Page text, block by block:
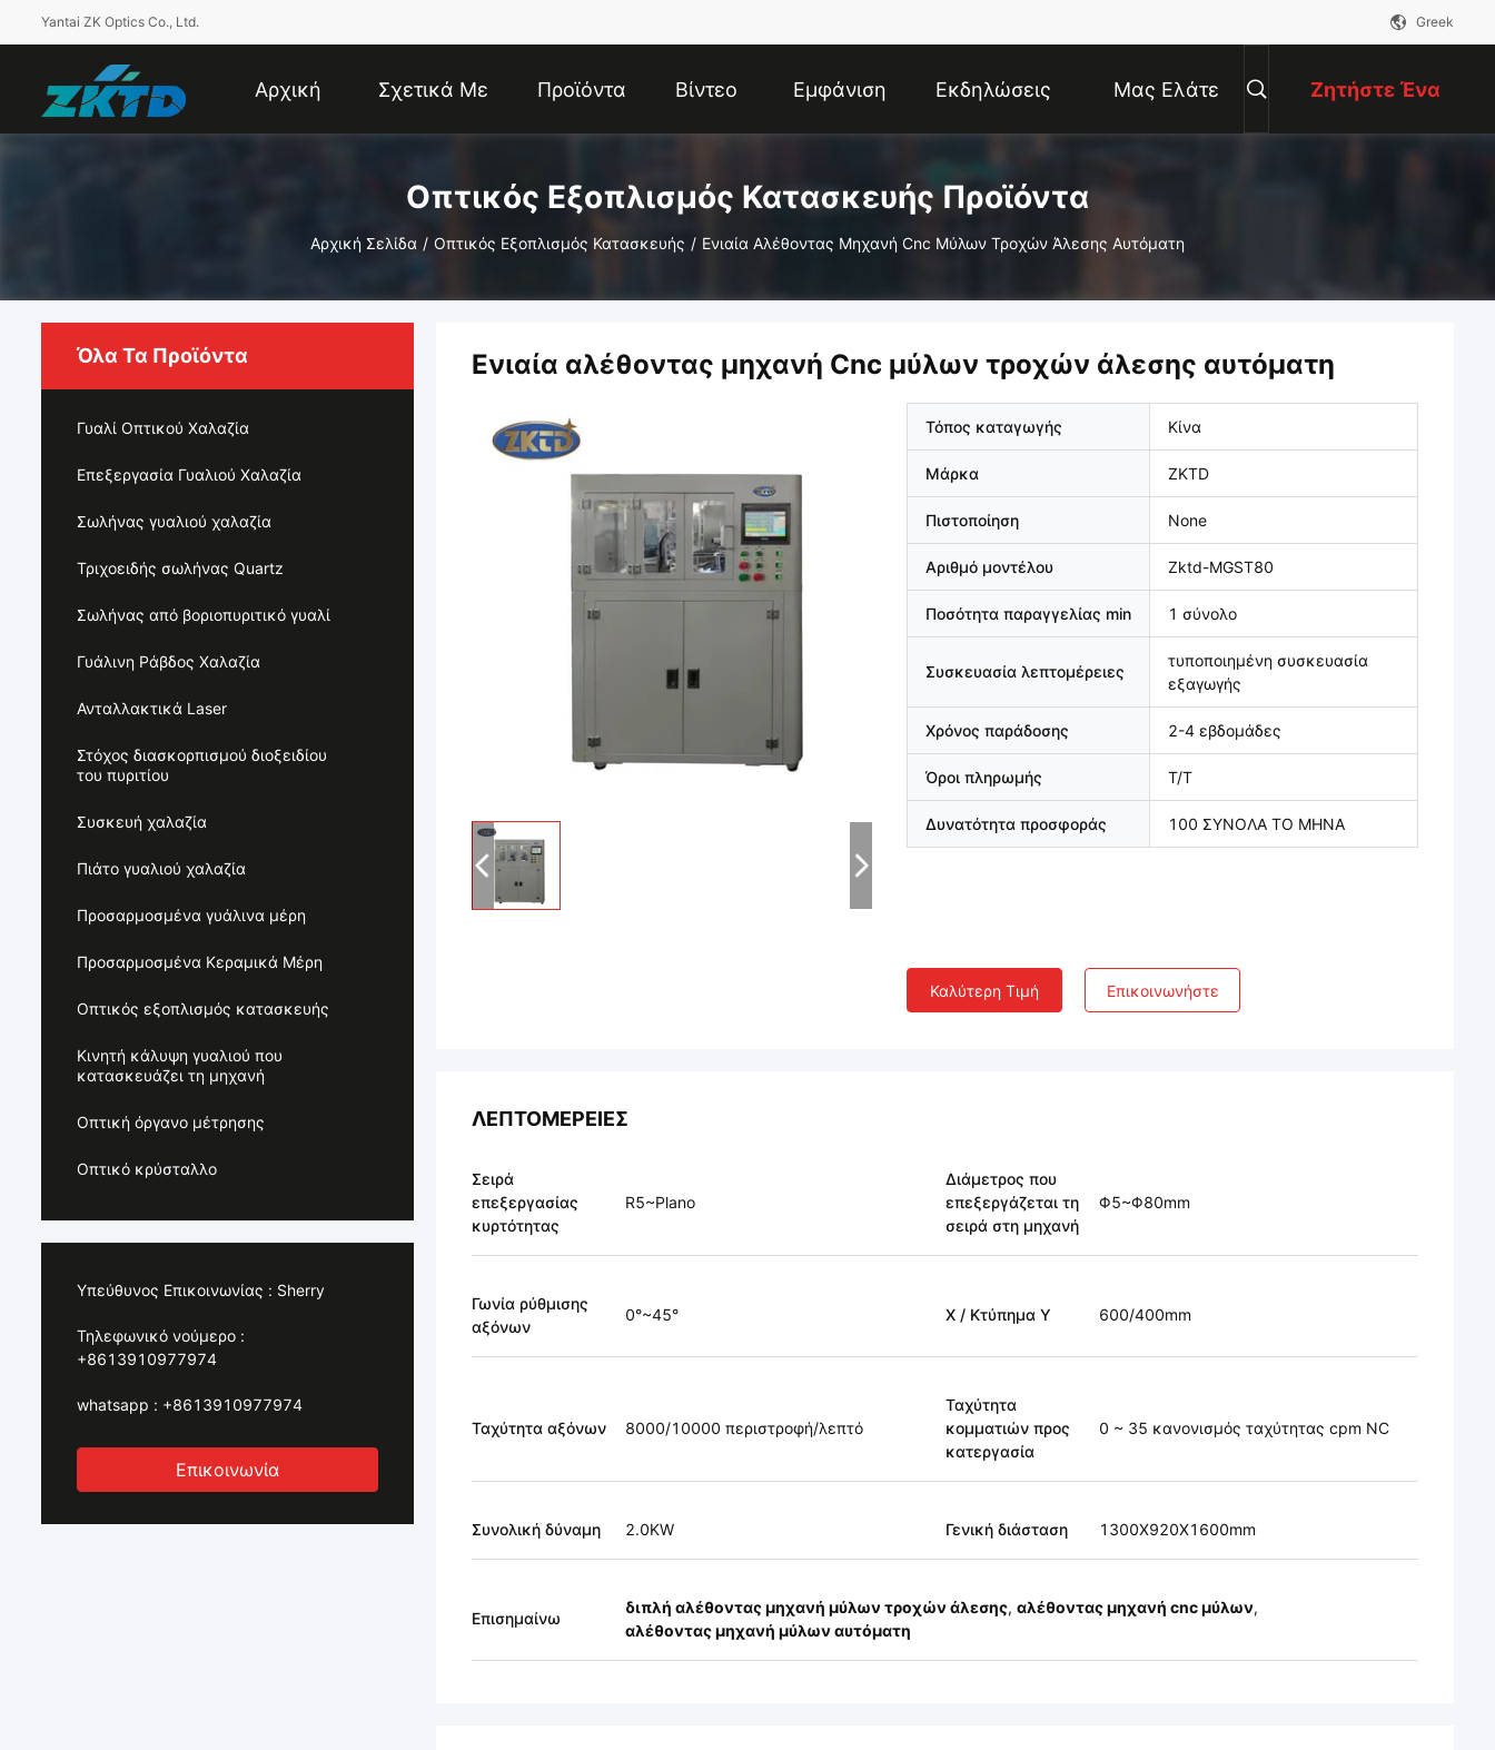
Yantai ZK Optics Co., Ltd. Greek
Αρχική Σχετικά Με Προϊόντα Βίντεο Εμφάνιση Εκδηλώσεις Μας Ελάτε Ζητήστε Ένα
Οπτικός Εξοπλισμός Κατασκευής Προϊόντα
Αρχική Σελίδα / Οπτικός Εξοπλισμός Κατασκευής / Ενιαία Αλέθοντας Μηχανή Cnc Μύλων Τροχών Άλεσης Αυτόματη
Όλα Τα Προϊόντα
Γυαλί Οπτικού Χαλαζία
Επεξεργασία Γυαλιού Χαλαζία
Σωλήνας γυαλιού χαλαζία
Τριχοειδής σωλήνας Quartz
Σωλήνας από βοριοπυριτικό γυαλί
Γυάλινη Ράβδος Χαλαζία
Ανταλλακτικά Laser
Στόχος διασκορπισμού διοξειδίου
του πυριτίου
Συσκευή χαλαζία
Πιάτο γυαλιού χαλαζία
Προσαρμοσμένα γυάλινα μέρη
Προσαρμοσμένα Κεραμικά Μέρη
Οπτικός εξοπλισμός κατασκευής
Κινητή κάλυψη γυαλιού που
κατασκευάζει τη μηχανή
Οπτική όργανο μέτρησης
Οπτικό κρύσταλλο
Υπεύθυνος Επικοινωνίας : Sherry
Τηλεφωνικό νούμερο :
+8613910977974
whatsapp : +8613910977974
Επικοινωνία
Ενιαία αλέθοντας μηχανή Cnc μύλων τροχών άλεσης αυτόματη
Τόπος καταγωγής Κίνα
Μάρκα ZKTD
Πιστοποίηση None
Αριθμό μοντέλου Zktd-MGST80
Ποσότητα παραγγελίας min 1 σύνολο
Συσκευασία λεπτομέρειες
τυποποιημένη συσκευασία
εξαγωγής
Χρόνος παράδοσης 2-4 εβδομάδες
Όροι πληρωμής T/T
Δυνατότητα προσφοράς 100 ΣΥΝΟΛΑ ΤΟ ΜΗΝΑ
Καλύτερη Τιμή Επικοινωνήστε
ΛΕΠΤΟΜΈΡΕΙΕΣ
Σειρά
επεξεργασίας
κυρτότητας
R5~Plano
Διάμετρος που
επεξεργάζεται τη
σειρά στη μηχανή
Φ5~Φ80mm
Γωνία ρύθμισης
αξόνων
0°~45° X / Κτύπημα Υ 600/400mm
Ταχύτητα αξόνων 8000/10000 περιστροφή/λεπτό
Ταχύτητα
κομματιών προς
κατεργασία
0 ~ 35 κανονισμός ταχύτητας cpm NC
Συνολική δύναμη 2.0KW Γενική διάσταση 1300X920X1600mm
Επισημαίνω
διπλή αλέθοντας μηχανή μύλων τροχών άλεσης, αλέθοντας μηχανή cnc μύλων,
αλέθοντας μηχανή μύλων αυτόματη